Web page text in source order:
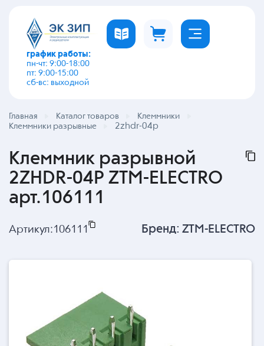
график работы:
пн-чт: 9:00-18:00
пт: 9:00-15:00
сб-вс: выходной
Главная Каталог товаров
Клеммники
Клеммники разрывные
2zhdr-04p
Клеммник разрывной
2ZHDR-04P ZTM-ELECTRO
арт.106111
Артикул:106111 Бренд: ZTM-ELECTRO